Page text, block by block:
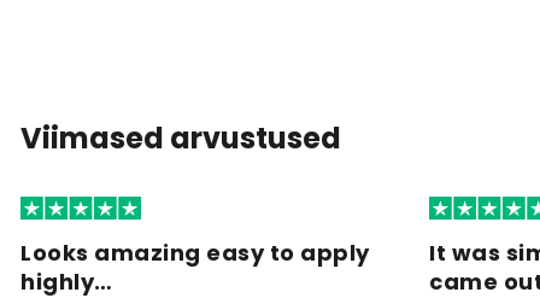
Viimased arvustused
Looks amazing easy to apply
highly…
It was
came